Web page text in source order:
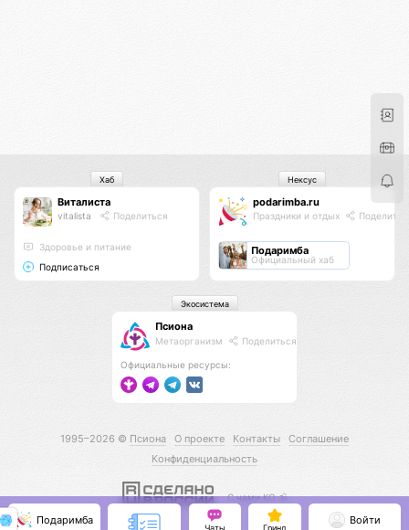
Виталиста
vitalista Поделиться
Здоровье и питание
Подписаться
Хаб
podarimba.ru
Праздники и отдых
Подаримба
Официальный хаб
Нексус
Псиона
Метаорганизм Поделиться
Официальные ресурсы:
Экосистема
1995–2026 © Псиона О проекте Контакты
Соглашение
Конфиденциальность
С нами КО 🕉️
Подаримба
Чаты Гринд
Войти